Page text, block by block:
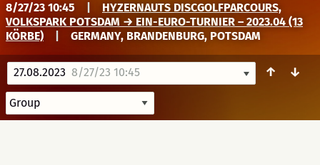
8/27/23 10:45
HYZERNAUTS DISCGOLFPARCOURS,
VOLKSPARK POTSDAM → EIN-EURO-TURNIER – 2023.04 (13
KÖRBE)
GERMANY, BRANDENBURG, POTSDAM
27.08.2023 8/27/23 10:45 ↑ ↓